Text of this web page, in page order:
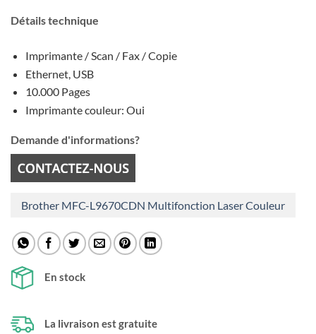
Détails technique
Imprimante / Scan / Fax / Copie
Ethernet, USB
10.000 Pages
Imprimante couleur: Oui
Demande d'informations?
Brother MFC-L9670CDN Multifonction Laser Couleur
En stock
La livraison est gratuite